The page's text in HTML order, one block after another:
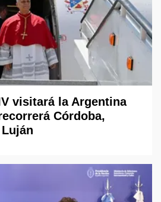
visitará la Argentina
Córdoba,